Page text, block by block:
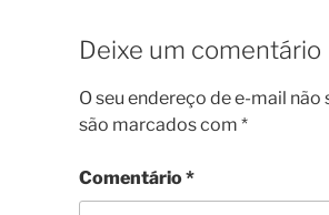
Deixe um comentário
O seu endereço de e-mail
são marcados com *
Comentário*